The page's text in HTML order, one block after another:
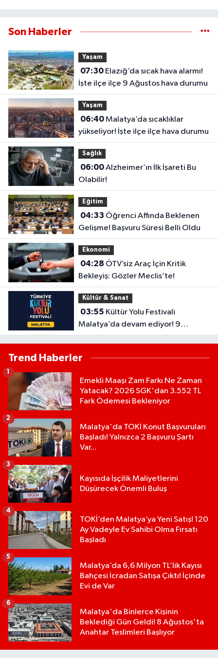
Son Haberler
Yaşam
07:30Elazığ’da sıcak hava alarmı!
İşte ilçe ilçe 9 Ağustos hava durumu
Yaşam
06:40Malatya’da sıcaklıklar
yükseliyor! İşte ilçe ilçe hava durumu
Sağlık
06:00Alzheimer’ın İlk İşareti Bu
Olabilir!
Eğitim
04:33
Gelişme! Başvuru Süresi Belli Oldu
Ekonomi
04:28
Bekleyiş: Gözler Meclis’te!
Kültür & Sanat
03:55
Malatya’da devam ediyor! 9
Ağustos’ta hangi etkinlikler var?
Trend Haberler
Emekli Maaşı Zam Farkı Ne Zaman
Yatacak? 2026 SGK'dan 3.552 TL
Fark Ödemesi Bekleniyor
1
Malatya'da TOKİ Konut Başvuruları
Başladı! Yalnızca 2 Başvuru Şartı
Var...
2
Kayısıda İşçilik Maliyetlerini
Düşürecek Önemli Buluş
3
TOKİ’den Malatya’ya Yeni Satış! 120
Ay Vadeyle Ev Sahibi Olma Fırsatı
Başladı
4
Malatya’da 6,6 Milyon TL’lik Kayısı
Bahçesi İcradan Satışa Çıktı! İçinde
Evi de Var
5
Malatya'da Binlerce Kişinin
Beklediği Gün Geldi! 8 Ağustos'ta
Anahtar Teslimleri Başlıyor
6